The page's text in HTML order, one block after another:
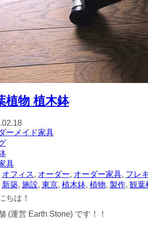
植物 植木鉢
ーメイド家具
具
オフィス, オーダー, オーダー家具, フレ
新築, 施設, 東京, 植木鉢, 植物, 製作, 観葉
ちは！
(運営 Earth Stone) です！！